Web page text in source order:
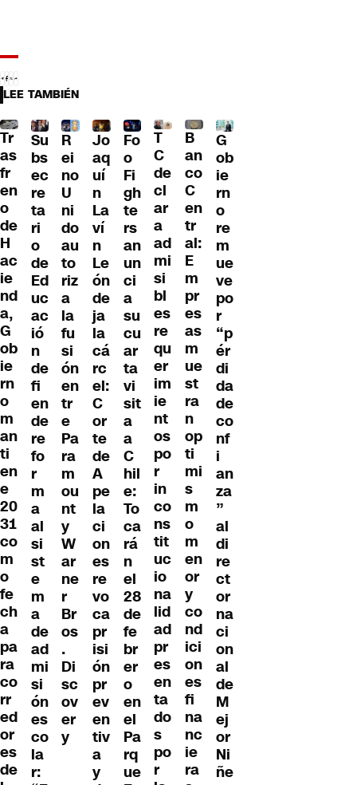
LEE TAMBIÉN
Tr
as
fr
en
o
de
H
ac
ie
nd
a,
G
ob
ie
rn
o
m
an
ti
en
e
20
31
co
m
o
fe
ch
a
pa
ra
co
rr
ed
or
es
de
Su
bs
ec
re
ta
ri
o
de
Ed
uc
ac
ió
n
de
fi
en
de
re
fo
r
m
a
al
si
st
e
m
a
de
ad
mi
si
ón
es
co
la
r:
R
ei
no
U
ni
do
au
to
riz
a
la
fu
si
ón
en
tr
e
Pa
ra
m
ou
nt
y
W
ar
ne
r
Br
os
.
Di
sc
ov
er
y
Jo
aq
uí
n
La
ví
n
Le
ón
de
ja
la
cá
rc
el:
C
or
te
de
A
pe
la
ci
on
es
re
vo
ca
pr
isi
ón
pr
ev
en
tiv
a
y
Fo
o
Fi
gh
te
rs
an
un
ci
a
su
cu
ar
ta
vi
sit
a
a
C
hil
e:
To
ca
rá
n
el
28
de
fe
br
er
o
en
el
Pa
rq
ue
T
C
de
cl
ar
a
ad
mi
si
bl
es
re
qu
er
im
ie
nt
os
po
r
in
co
ns
tit
uc
io
na
lid
ad
pr
es
en
ta
do
s
po
r
B
an
co
C
en
tr
al:
E
m
pr
es
as
m
ue
st
ra
n
op
ti
mi
s
m
o
m
en
or
y
co
nd
ici
on
es
fi
na
nc
ie
ra
G
ob
ie
rn
o
re
m
ue
ve
po
r
“p
ér
di
da
de
co
nf
i
an
za
”
al
di
re
ct
or
na
ci
on
al
de
M
ej
or
Ni
ñe